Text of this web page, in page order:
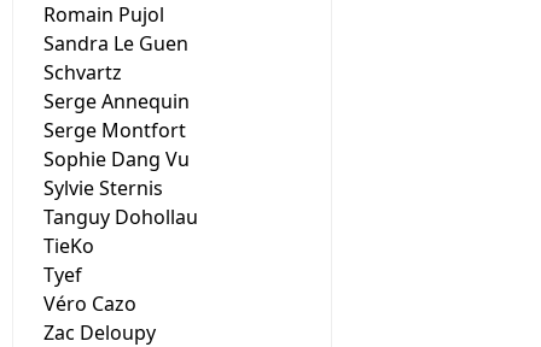
Romain Pujol
Sandra Le Guen
Schvartz
Serge Annequin
Serge Montfort
Sophie Dang Vu
Sylvie Sternis
Tanguy Dohollau
TieKo
Tyef
Véro Cazo
Zac Deloupy